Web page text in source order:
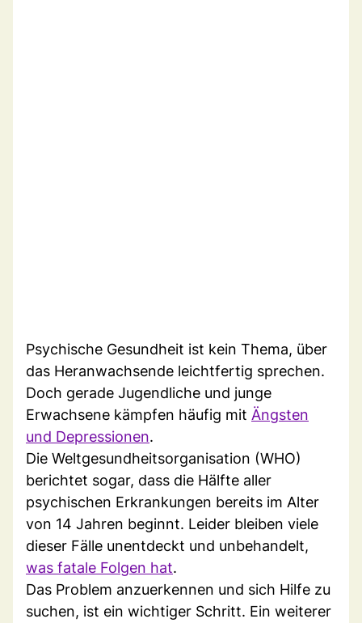
Psychische Gesundheit ist kein Thema, über
das Heranwachsende leichtfertig sprechen.
Doch gerade Jugendliche und junge
Erwachsene kämpfen häufig mit Ängsten
und Depressionen.
Die Weltgesundheitsorganisation (WHO)
berichtet sogar, dass die Hälfte aller
psychischen Erkrankungen bereits im Alter
von 14 Jahren beginnt. Leider bleiben viele
dieser Fälle unentdeckt und unbehandelt,
was fatale Folgen hat.
Das Problem anzuerkennen und sich Hilfe zu
suchen, ist ein wichtiger Schritt. Ein weiterer